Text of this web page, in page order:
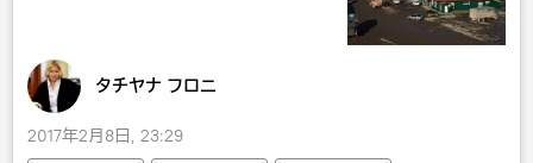
タチヤナ フロニ
2017年2月8日, 23:29